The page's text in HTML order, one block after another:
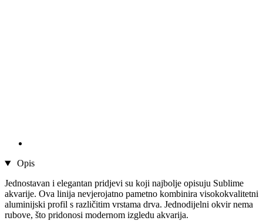
Opis
Jednostavan i elegantan pridjevi su koji najbolje opisuju Sublime
akvarije. Ova linija nevjerojatno pametno kombinira visokokvalitetni
aluminijski profil s različitim vrstama drva. Jednodijelni okvir nema
rubove, što pridonosi modernom izgledu akvarija.